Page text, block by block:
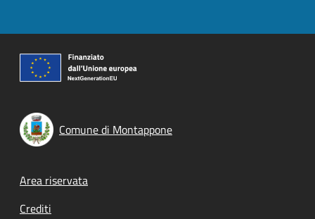
Comune di Montappone
Footer menu
Area riservata
Crediti